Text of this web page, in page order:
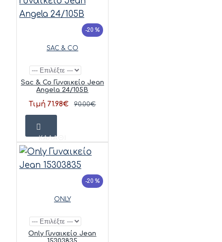
-20 %
SAC & CO
Sac & Co Γυναικείο Jean
Angela 24/105B
Τιμή 71.98€ 90.00€
ΚΑΛΆΘΙ
-20 %
ONLY
Only Γυναικείο Jean